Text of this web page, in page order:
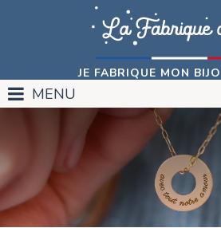
JE FABRIQUE MON
MENU